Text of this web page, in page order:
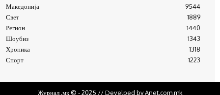
Македонија
9544
Свет
1889
Регион
1440
Шоубиз
1343
Хроника
1318
Спорт
1223
Журнал .мк © - 2025 // Develped by Anet.com.mk